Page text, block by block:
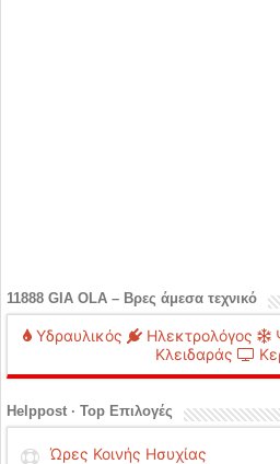
11888 GIA OLA – Βρες άμεσα τεχνικό
Υδραυλικός Ηλεκτρολόγος
Κλειδαράς
Helppost · Top Επιλογές
Ώρες Κοινής Ησυχίας